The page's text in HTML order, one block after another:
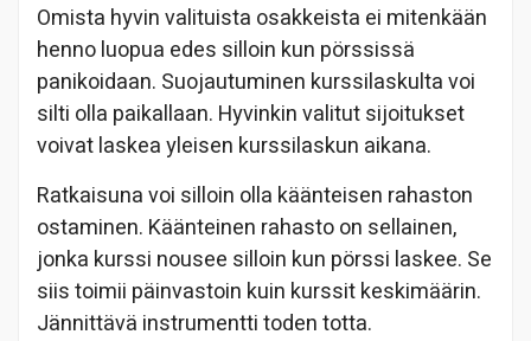
Omista hyvin valituista osakkeista ei mitenkään
henno luopua edes silloin kun pörssissä
panikoidaan. Suojautuminen kurssilaskulta voi
silti olla paikallaan. Hyvinkin valitut sijoitukset
voivat laskea yleisen kurssilaskun aikana.
Ratkaisuna voi silloin olla käänteisen rahaston
ostaminen. Käänteinen rahasto on sellainen,
jonka kurssi nousee silloin kun pörssi laskee. Se
siis toimii päinvastoin kuin kurssit keskimäärin.
Jännittävä instrumentti toden totta.